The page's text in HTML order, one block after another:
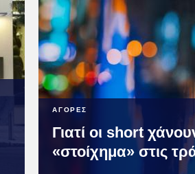
ΑΓΟΡΕΣ
Γιατί οι short
«στοίχημα» στις